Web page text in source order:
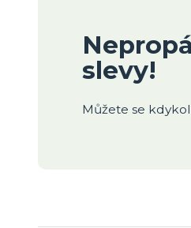
slevy!
Můžete se